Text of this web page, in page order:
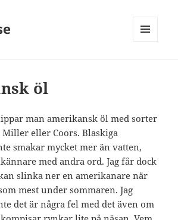
öl
man amerikansk öl med sorter
eller Coors. Blaskiga
smakar mycket mer än vatten,
med andra ord. Jag får dock
slinka ner en amerikanare när
mest under sommaren. Jag
det är några fel med det även om